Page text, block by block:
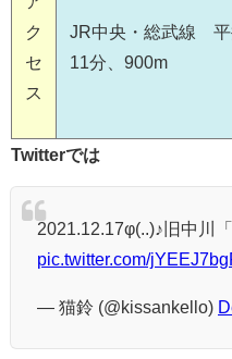
ク
セ
ス
JR中央・総武線 平
11分、900m
Twitterでは
2021.12.17φ(..)♪旧中川
pic.twitter.com/
— 猫鈴 (@kissankello)